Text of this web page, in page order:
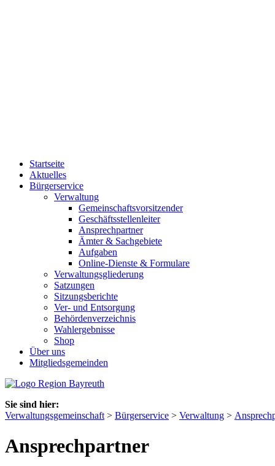
Startseite
Aktuelles
Bürgerservice
Verwaltung
Gemeinschaftsvorsitzender
Geschäftsstellenleiter
Ansprechpartner
Ämter & Sachgebiete
Aufgaben
Online-Dienste & Formulare
Verwaltungsgliederung
Satzungen
Sitzungsberichte
Ver- und Entsorgung
Behördenverzeichnis
Wahlergebnisse
Shop
Über uns
Mitgliedsgemeinden
Sie sind hier:
Verwaltungsgemeinschaft > Bürgerservice > Verwaltung >
Ansprechpartner